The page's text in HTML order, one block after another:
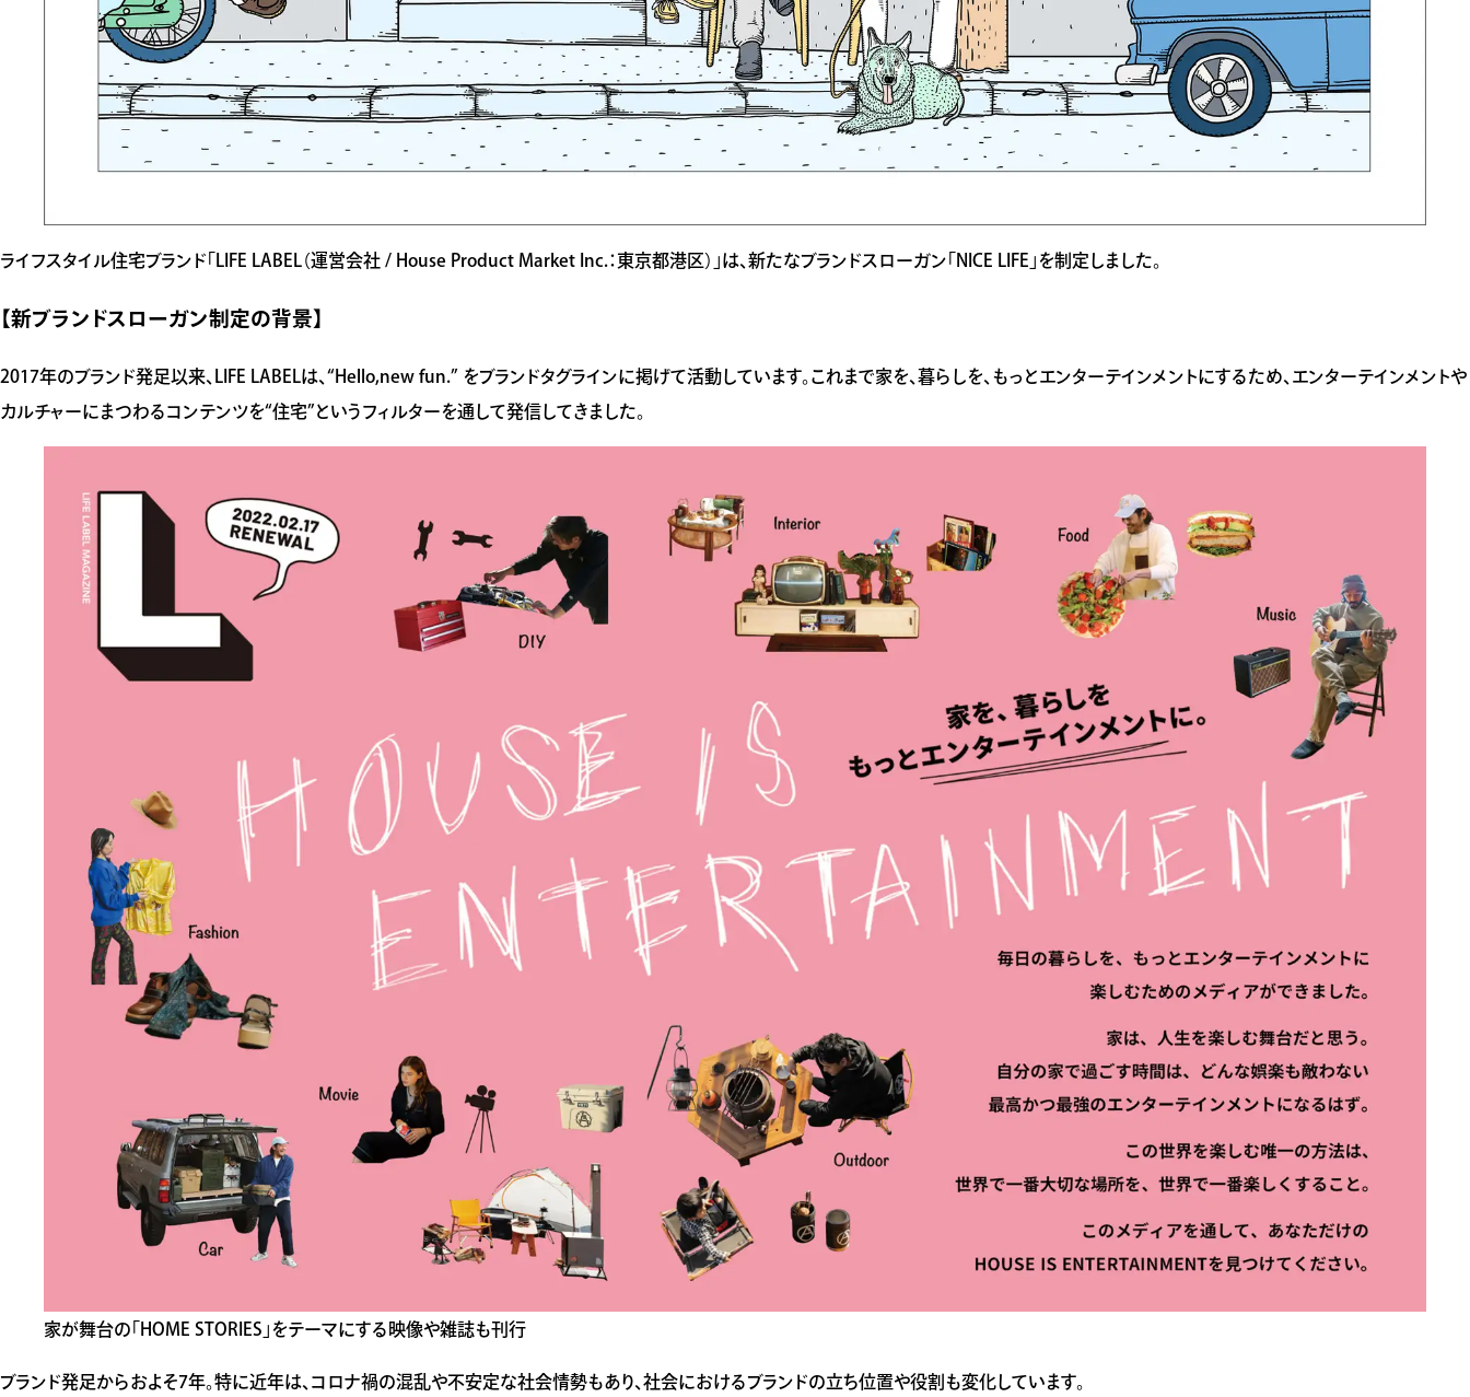
ライフスタイル住宅ブランド「LIFE LABEL（運営会社 / House Product Market Inc.：東京都港区）」は、新たなブランドスローガン「NICE LIFE」を制定しました。
【新ブランドスローガン制定の背景】
2017年のブランド発足以来、LIFE LABELは、“Hello,new fun.” をブランドタグラインに掲げて活動しています。これまで家を、暮らしを、もっとエンターテインメントにするため、エンターテインメントや
カルチャーにまつわるコンテンツを“住宅”というフィルターを通して発信してきました。
家が舞台の「HOME STORIES」をテーマにする映像や雑誌も刊行
ブランド発足からおよそ7年。特に近年は、コロナ禍の混乱や不安定な社会情勢もあり、社会におけるブランドの立ち位置や役割も変化しています。